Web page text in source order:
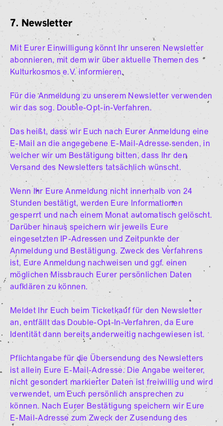
7. Newsletter
Mit Eurer Einwilligung könnt Ihr unseren Newsletter
abonnieren, mit dem wir über aktuelle Themen des
Kulturkosmos e.V. informieren.
Für die Anmeldung zu unserem Newsletter verwenden
wir das sog. Double-Opt-in-Verfahren.
Das heißt, dass wir Euch nach Eurer Anmeldung eine
E-Mail an die angegebene E-Mail-Adresse senden, in
welcher wir um Bestätigung bitten, dass Ihr den
Versand des Newsletters tatsächlich wünscht.
Wenn Ihr Eure Anmeldung nicht innerhalb von 24
Stunden bestätigt, werden Eure Informationen
gesperrt und nach einem Monat automatisch gelöscht.
Darüber hinaus speichern wir jeweils Eure
eingesetzten IP-Adressen und Zeitpunkte der
Anmeldung und Bestätigung. Zweck des Verfahrens
ist, Eure Anmeldung nachweisen und ggf. einen
möglichen Missbrauch Eurer persönlichen Daten
aufklären zu können.
Meldet Ihr Euch beim Ticketkauf für den Newsletter
an, entfällt das Double-Opt-In-Verfahren, da Eure
Identität dann bereits anderweitig nachgewiesen ist.
Pflichtangabe für die Übersendung des Newsletters
ist allein Eure E-Mail-Adresse. Die Angabe weiterer,
nicht gesondert markierter Daten ist freiwillig und wird
verwendet, um Euch persönlich ansprechen zu
können. Nach Eurer Bestätigung speichern wir Eure
E-Mail-Adresse zum Zweck der Zusendung des